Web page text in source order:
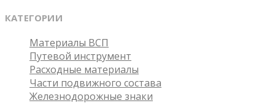
КАТЕГОРИИ
Материалы ВСП
Путевой инструмент
Расходные материалы
Части подвижного состава
Железнодорожные знаки